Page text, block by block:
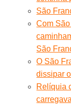
São
Com
São
O São
dissipar
Relíquia